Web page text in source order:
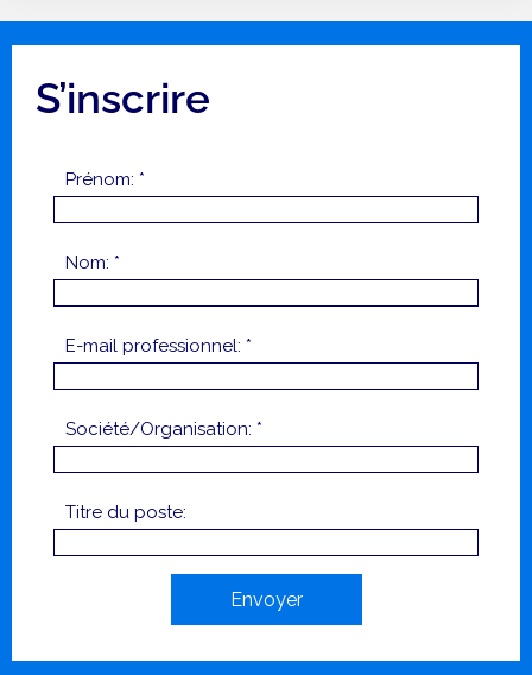
S’inscrire
Prénom: *
Nom: *
E-mail professionnel: *
Société/Organisation: *
Titre du poste:
Envoyer